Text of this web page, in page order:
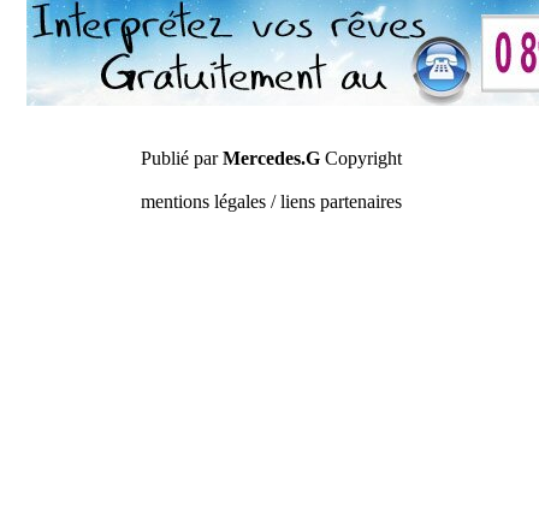
Publié parMercedes.GCopyright
mentions légales / liens partenaires